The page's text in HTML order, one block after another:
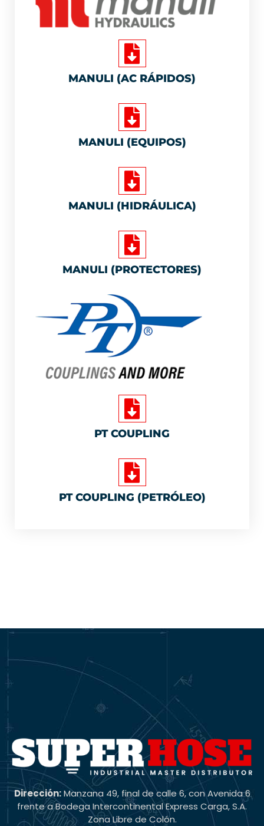
MANULI (AC RÁPIDOS)
MANULI (EQUIPOS)
MANULI (HIDRÁULICA)
MANULI (PROTECTORES)
PT COUPLING
PT COUPLING (PETRÓLEO)
Dirección:Manzana 49, final de calle 6, con Avenida 6
frente a Bodega Intercontinental Express Carga, S.A.
Zona Libre de Colón.